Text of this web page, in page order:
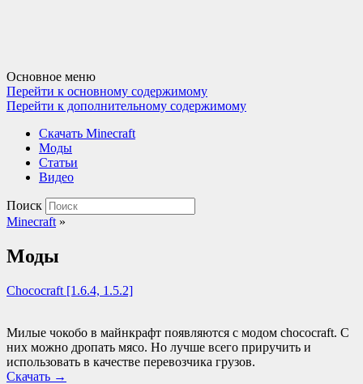
Основное меню
Перейти к основному содержимому
Перейти к дополнительному содержимому
Cкачать Minecraft
Моды
Статьи
Видео
Поиск
Minecraft »
Моды
Сhococraft [1.6.4, 1.5.2]
Милые чокобо в майнкрафт появляются с модом chococraft. С
них можно дропать мясо. Но лучше всего приручить и
использовать в качестве перевозчика грузов.
Скачать →